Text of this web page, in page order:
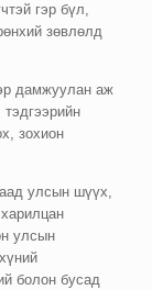
гэр бүл,
зөвлөлд
дамжуулан аж
зохион
улсын шүүх,
улсын
болон бусад